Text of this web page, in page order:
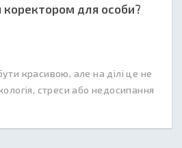
коректором для особи?
красивою, але на ділі це не
стреси або недосипання